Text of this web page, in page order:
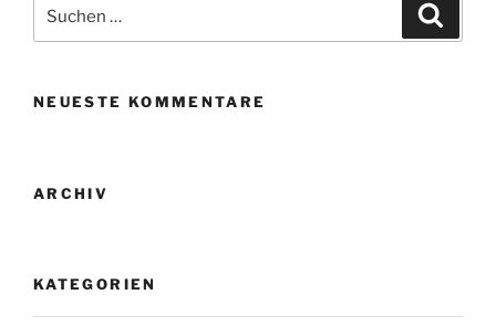
nach:
NEUESTE KOMMENTARE
ARCHIV
KATEGORIEN